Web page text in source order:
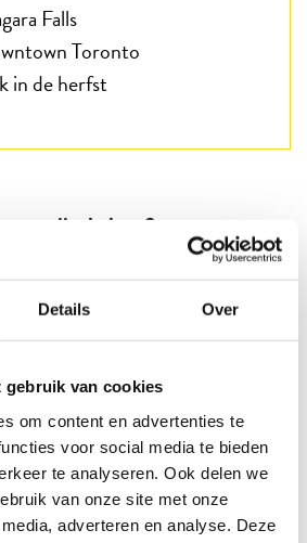
Details Over
gebruik van cookies
om content en advertenties te
voor social media te bieden
te analyseren. Ook delen we
van onze site met onze
adverteren en analyse. Deze
Falls
Toronto
in de herfst
wij u helpen?
Telefonisch
088 3100 500
Email
uit.nl
u echt Beter Uit